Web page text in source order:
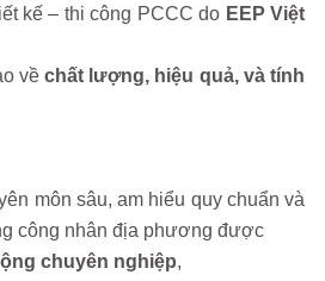
kế – thi công PCCC do EEP Việt
vềchất lượng, hiệu quả, và tính
môn sâu, am hiểu quy chuẩn và
công nhân địa phương được
chuyên nghiệp,